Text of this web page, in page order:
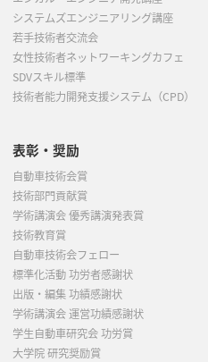
システムズエンジニアリング講座
若手技術者交流会
女性技術者ネットワーキングカフェ
SDVスキル標準
技術者能力開発支援システム（CPD）
表彰・奨励
自動車技術会賞
技術部門貢献賞
学術講演会 優秀講演発表賞
技術教育賞
自動車技術会フェロー
標準化活動 功労者感謝状
出版・編集 功績感謝状
学術講演会 運営功績感謝状
学生自動車研究会 功労賞
大学院 研究奨励賞